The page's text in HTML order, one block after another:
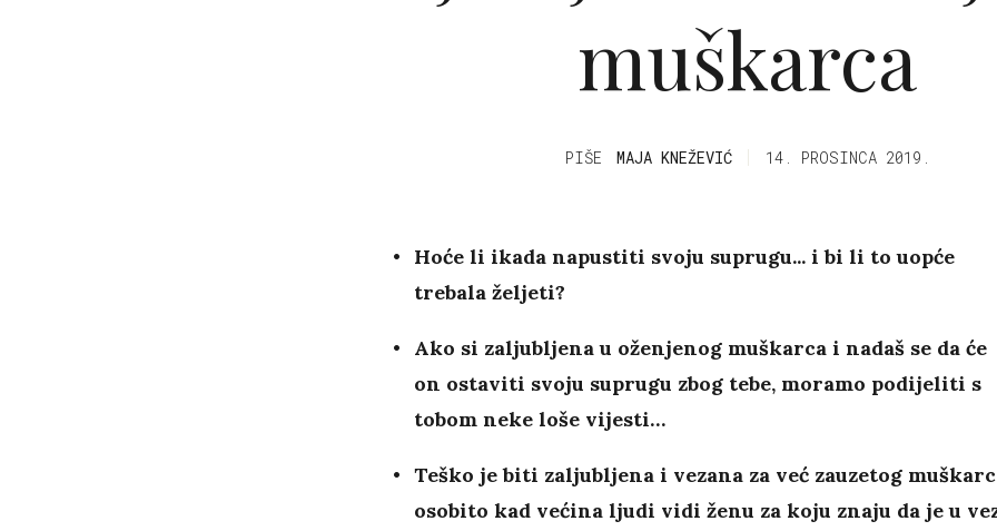
muškarca
PIŠE MAJA KNEŽEVIĆ 14. PROSINCA 2019.
Hoće li ikada napustiti svoju suprugu... i bi li to uopće
trebala željeti?
Ako si zaljubljena u oženjenog muškarca i nadaš se da će
on ostaviti svoju suprugu zbog tebe, moramo podijeliti s
tobom neke loše vijesti…
Teško je biti zaljubljena i vezana za već zauzetog
osobito kad većina ljudi vidi ženu za koju znaju da je u